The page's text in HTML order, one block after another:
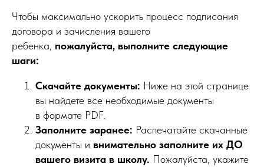
Чтобы максимально ускорить процесс подписания
договора и зачисления вашего
ребенка, пожалуйста, выполните следующие
шаги:
Скачайте документы: Ниже на этой странице
вы найдете все необходимые документы
в формате PDF.
Заполните заранее: Распечатайте скачанные
документы и внимательно заполните их ДО
вашего визита в школу. Пожалуйста, укажите